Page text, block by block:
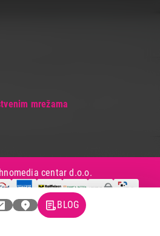
mrežama
centar d.o.o.
BLOG